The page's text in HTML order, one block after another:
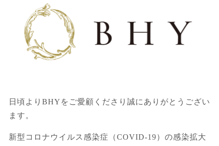
日頃よりBHYをご愛顧くださり誠にありがとうござい
ます。
新型コロナウイルス感染症（COVID-19）の感染拡大